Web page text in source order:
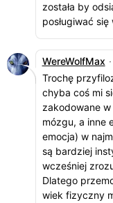
została by
posługiwać
WereWolfMax
Trochę
chyba coś mi
zakodowane
mózgu, a inne
emocja) w
są bardziej
wcześniej
Dlatego
wiek fizyczny